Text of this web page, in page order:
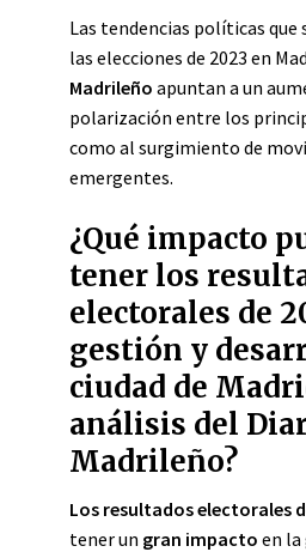
Las tendencias políticas que
las elecciones de 2023 en
Madrileño apuntan a un
polarización entre los
como al surgimiento de
emergentes.
¿Qué impacto
tener los
electorales de
gestión y
ciudad de
análisis del
Madrileño?
Los resultados electorales
tener un gran impacto en